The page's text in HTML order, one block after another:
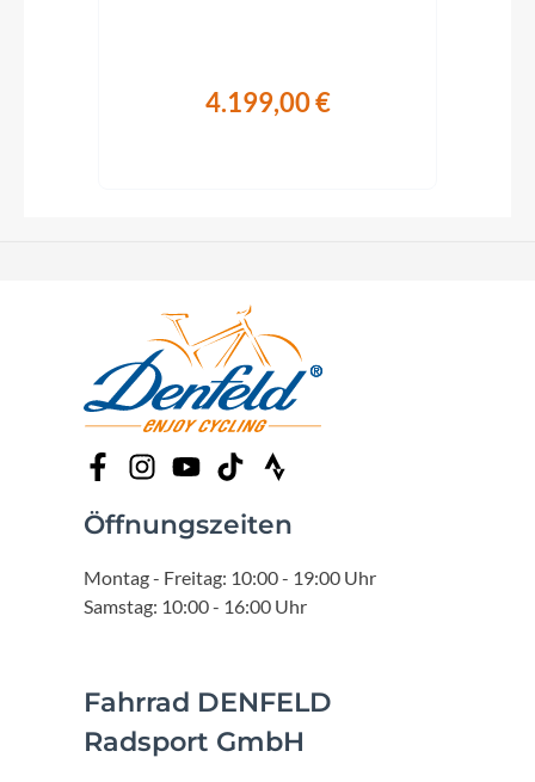
4.199,00 €
Öffnungszeiten
Montag - Freitag: 10:00 - 19:00 Uhr
Samstag: 10:00 - 16:00 Uhr
Fahrrad DENFELD
Radsport GmbH